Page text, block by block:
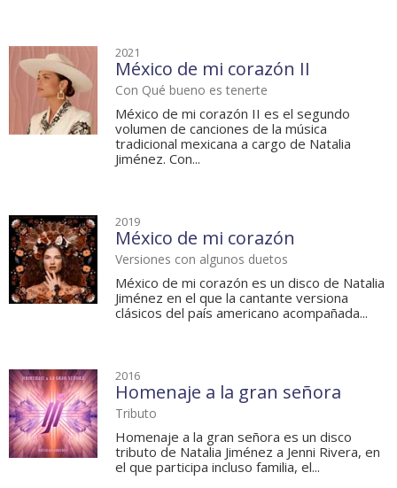
2021
México de mi corazón II
Con Qué bueno es tenerte
México de mi corazón II es el segundo
volumen de canciones de la música
tradicional mexicana a cargo de Natalia
Jiménez. Con...
2019
México de mi corazón
Versiones con algunos duetos
México de mi corazón es un disco de Natalia
Jiménez en el que la cantante versiona
clásicos del país americano acompañada...
2016
Homenaje a la gran señora
Tributo
Homenaje a la gran señora es un disco
tributo de Natalia Jiménez a Jenni Rivera, en
el que participa incluso familia, el...